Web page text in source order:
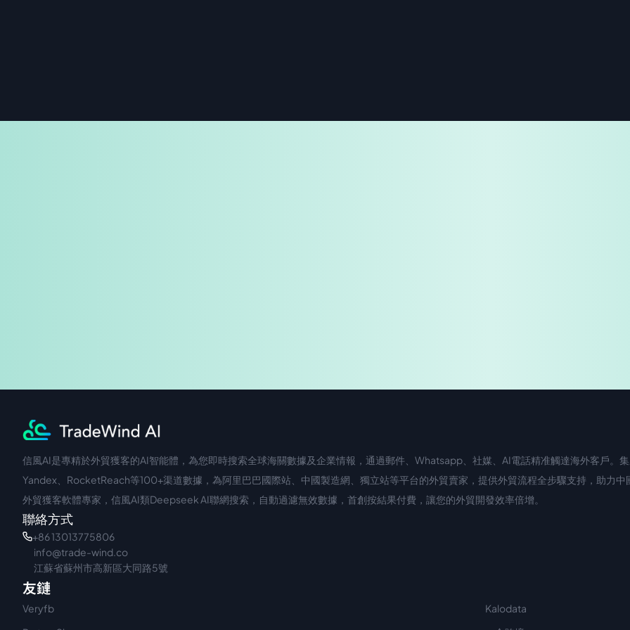
中文入口 外語入口
信風AI是專精於外貿獲客的AI智能體，為您即時搜索全球海關數據及企業情報，通過郵件、Whatsapp、社媒、AI電話精准觸達海外客戶。集
Yandex、RocketReach等100+渠道數據，為阿里巴巴國際站、中國製造網、獨立站等平台的外貿賣家，提供外貿流程全步驟支持，助力中
外貿獲客軟體專家，信風AI類Deepseek AI聯網搜索，自動過濾無效數據，首創按結果付費，讓您的外貿開發效率倍增。
聯絡方式
+86 13013775806
info@trade-wind.co
江蘇省蘇州市高新區大同路5號
友鏈
Veryfb
Kalodata